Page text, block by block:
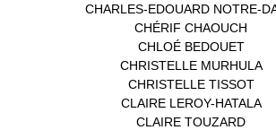
CHARLES-EDOUARD NOTRE-
CHÉRIF CHAOUCH
CHLOÉ BEDOUET(1)
CHRISTELLE MURHULA(1)
CHRISTELLE TISSOT(2)
CLAIRE LEROY-HATALA(1)
CLAIRE TOUZARD